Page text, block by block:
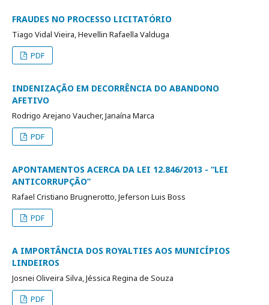
FRAUDES NO PROCESSO LICITATÓRIO
Tiago Vidal Vieira, Hevellin Rafaella Valduga
PDF
INDENIZAÇÃO EM DECORRÊNCIA DO ABANDONO
AFETIVO
Rodrigo Arejano Vaucher, Janaína Marca
PDF
APONTAMENTOS ACERCA DA LEI 12.846/2013 - “LEI
ANTICORRUPÇÃO”
Rafael Cristiano Brugnerotto, Jeferson Luis Boss
PDF
A IMPORTÂNCIA DOS ROYALTIES AOS MUNICÍPIOS
LINDEIROS
Josnei Oliveira Silva, Jéssica Regina de Souza
PDF